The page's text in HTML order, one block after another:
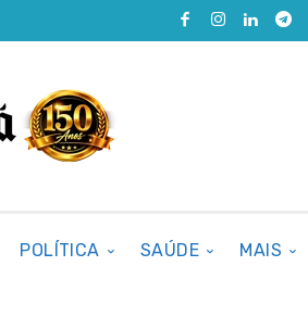
POLÍTICA SAÚDE MAIS